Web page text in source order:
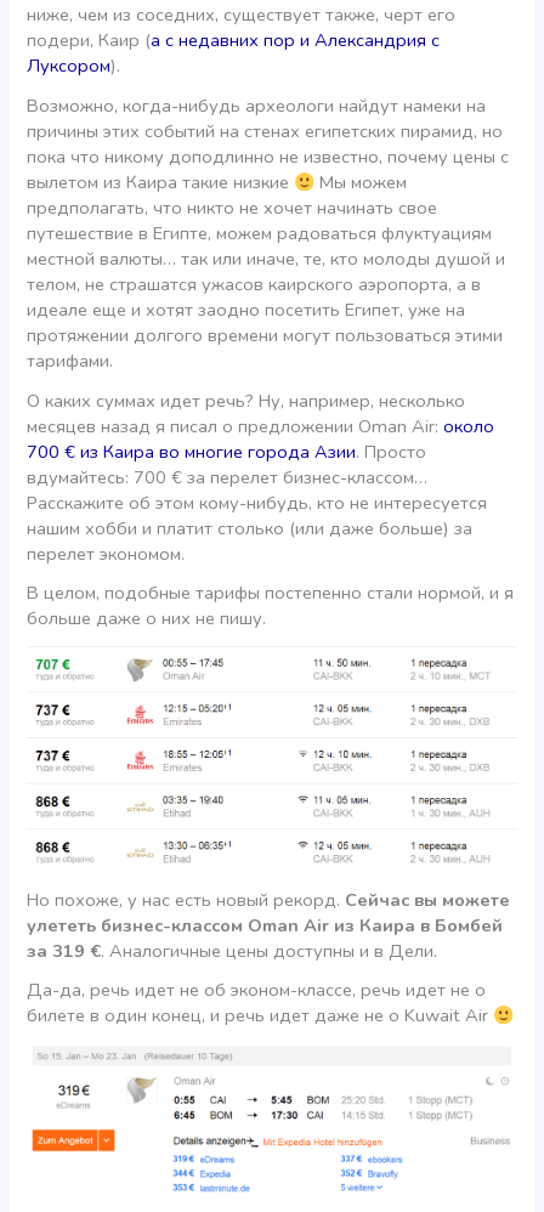
ниже, чем из соседних, существует также, черт его
подери, Каир (а с недавних пор и Александрия с
Луксором).
Возможно, когда-нибудь археологи найдут намеки на
причины этих событий на стенах египетских пирамид, но
пока что никому доподлинно не известно, почему цены с
вылетом из Каира такие низкие
Мы можем
предполагать, что никто не хочет начинать свое
путешествие в Египте, можем радоваться флуктуациям
местной валюты… так или иначе, те, кто молоды душой и
телом, не страшатся ужасов каирского аэропорта, а в
идеале еще и хотят заодно посетить Египет, уже на
протяжении долгого времени могут пользоваться этими
тарифами.
О каких суммах идет речь? Ну, например, несколько
месяцев назад я писал о предложении Oman Air:около
700 € из Каира во многие города Азии. Просто
вдумайтесь: 700 € за перелет бизнес-классом…
Расскажите об этом кому-нибудь, кто не интересуется
нашим хобби и платит столько (или даже больше) за
перелет экономом.
В целом, подобные тарифы постепенно стали нормой, и я
больше даже о них не пишу.
Но похоже, у нас есть новый рекорд. Сейчас вы можете
улететь бизнес-классом Oman Air из Каира в Бомбей
за 319 €. Аналогичные цены доступны и в Дели.
Да-да, речь идет не об эконом-классе, речь идет не о
билете в один конец, и речь идет даже не о Kuwait Air